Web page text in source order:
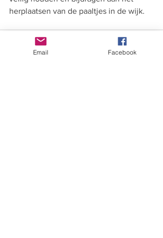
herplaatsen van de paaltjes in de wijk.
Email Facebook